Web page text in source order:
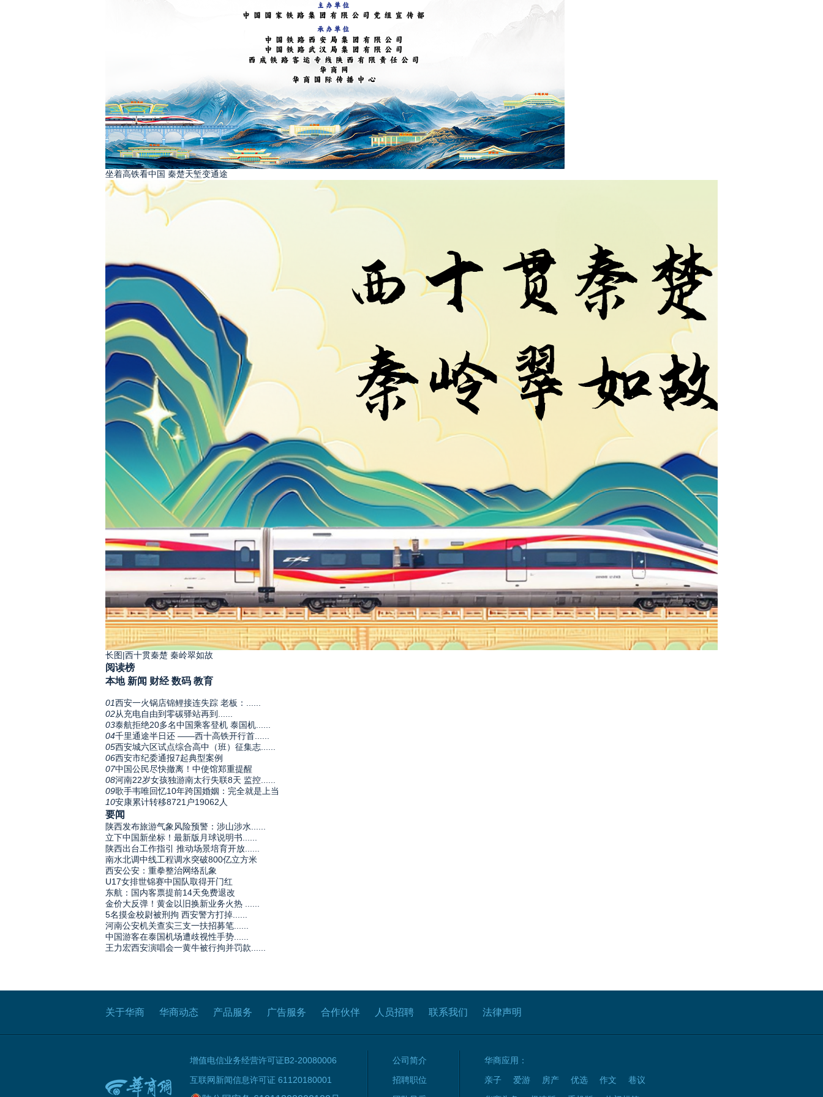
坐着高铁看中国 秦楚天堑变通途
长图|西十贯秦楚 秦岭翠如故
阅读榜
本地 新闻 财经 数码 教育
01西安一火锅店锦鲤接连失踪 老板：......
02从充电自由到零碳驿站再到......
03泰航拒绝20多名中国乘客登机 泰国机......
04千里通途半日还 ——西十高铁开行首......
05西安城六区试点综合高中（班）征集志......
06西安市纪委通报7起典型案例
07中国公民尽快撤离！中使馆郑重提醒
08河南22岁女孩独游南太行失联8天 监控......
09歌手韦唯回忆10年跨国婚姻：完全就是上当
10安康累计转移8721户19062人
要闻
陕西发布旅游气象风险预警：涉山涉水......
立下中国新坐标！最新版月球说明书......
陕西出台工作指引 推动场景培育开放......
南水北调中线工程调水突破800亿立方米
西安公安：重拳整治网络乱象
U17女排世锦赛中国队取得开门红
东航：国内客票提前14天免费退改
金价大反弹！黄金以旧换新业务火热 ......
5名摸金校尉被刑拘 西安警方打掉......
河南公安机关查实三支一扶招募笔......
中国游客在泰国机场遭歧视性手势......
王力宏西安演唱会一黄牛被行拘并罚款......
关于华商 华商动态 产品服务 广告服务 合作伙伴 人员招聘 联系我们 法律声明
增值电信业务经营许可证B2-20080006
互联网新闻信息许可证 61120180001
公司简介
招聘职位
华商应用：
亲子
爱游 房产 优选 作文
巷议